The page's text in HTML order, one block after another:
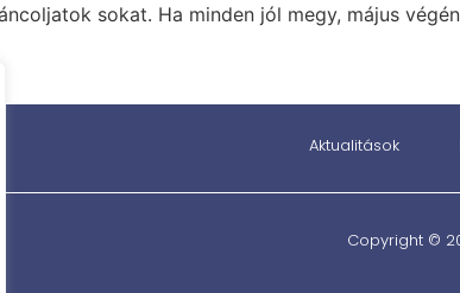
sokat. Ha minden jól megy, május
Aktualitások
Copyright ©